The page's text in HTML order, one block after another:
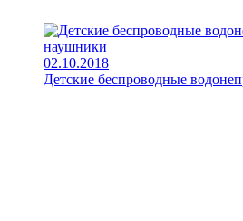
02.10.2018
Детские беспроводные